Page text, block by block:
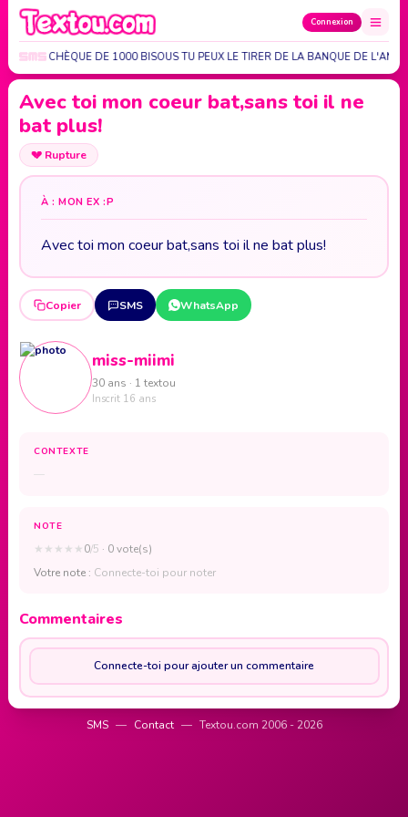
Connexion
UN CHÈQUE DE 1000 BISOUS TU PEUX LE TIRER DE LA BANQUE DE
Avec toi mon coeur bat,sans toi il ne
bat plus!
💔 Rupture
À : MON EX :P
Avec toi mon coeur bat,sans toi il ne bat plus!
Copier SMS WhatsApp
miss-miimi
30 ans · 1 textou
Inscrit 16 ans
CONTEXTE
—
NOTE
★ ★ ★ ★ ★0/5 · 0 vote(s)
Votre note : Connecte-toi pour noter
Commentaires
Connecte-toi pour ajouter un commentaire
SMS — Contact — Textou.com 2006 - 2026